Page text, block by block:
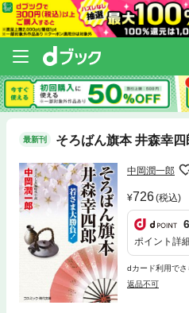
最新刊 そろばん旗本 井森幸
中岡潤一郎
726(税込)
6
ポイント詳
dカード利用で
返品不可